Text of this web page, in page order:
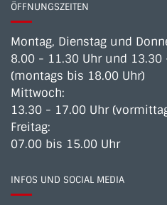
ÖFFNUNGSZEITEN
Montag, Dienstag und
8.00 - 11.30 Uhr und 13.30
(montags bis 18.00 Uhr)
Mittwoch:
13.30 - 17.00 Uhr
Freitag:
07.00 bis 15.00 Uhr
INFOS UND SOCIAL MEDIA